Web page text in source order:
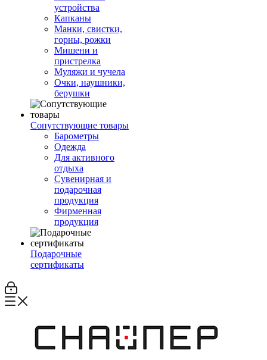
устройства
Капканы
Манки, свистки,
горны, рожки
Мишени и
пристрелка
Муляжи и чучела
Очки, наушники,
берушки
Сопутствующие товары
Барометры
Одежда
Для активного
отдыха
Сувенирная и
подарочная
продукция
Фирменная
продукция
Подарочные
сертификаты